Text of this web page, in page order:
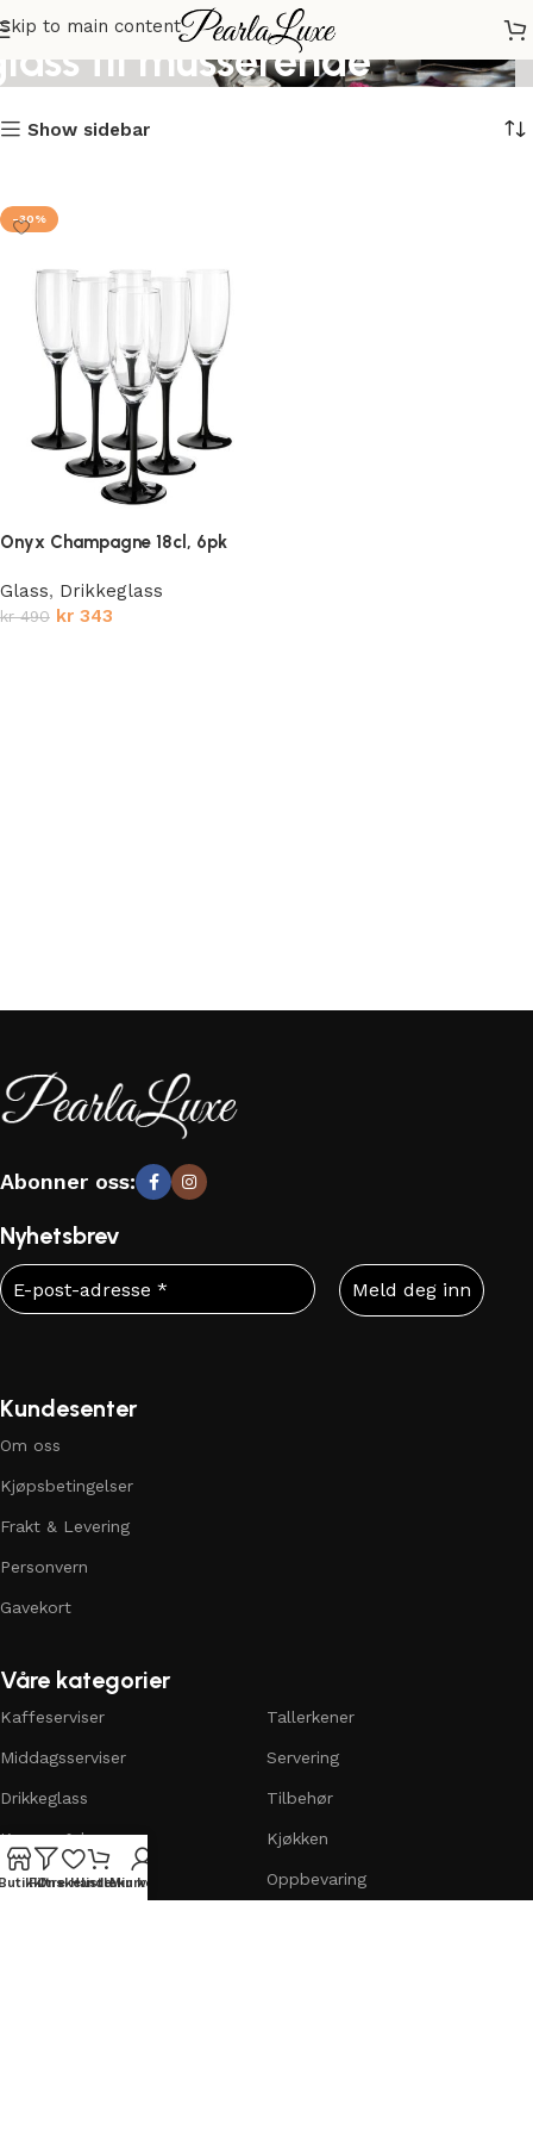
Skip to main content
til musserende
Show sidebar
-30%
Onyx Champagne 18cl, 6pk
Glass, Drikkeglass
kr490 kr 343
Abonner oss:
Nyhetsbrev
Kundesenter
Om oss
Kjøpsbetingelser
Frakt & Levering
Personvern
Gavekort
Våre kategorier
Kaffeserviser
Middagsserviser
Drikkeglass
Kopper & krus
Skåler & boller
Tallerkener
Servering
Tilbehør
Kjøkken
Oppbevaring
Filtre
Ønskeliste
Handlekurv
Min konto